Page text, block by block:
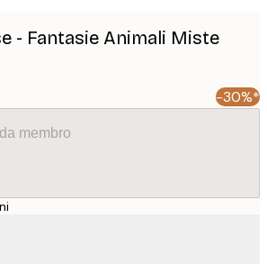
- Fantasie Animali Miste
-30%*
membro